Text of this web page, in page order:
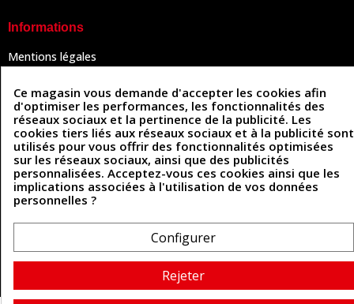
Informations
Mentions légales
Conditions Générales de Vente
Politique des cookies
Contactez-nous
Coordonnées
493 Chemin de Catougnac
81300 Graulhet
contact@cuirenstock.com
Cuirenstock © 2026 - Une création Quatrys 💙
Ce magasin vous demande d'accepter les cookies afin
d'optimiser les performances, les fonctionnalités des
réseaux sociaux et la pertinence de la publicité. Les
cookies tiers liés aux réseaux sociaux et à la publicité sont
utilisés pour vous offrir des fonctionnalités optimisées
sur les réseaux sociaux, ainsi que des publicités
personnalisées. Acceptez-vous ces cookies ainsi que les
implications associées à l'utilisation de vos données
personnelles ?
Configurer
Rejeter